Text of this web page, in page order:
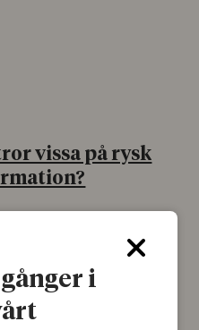
vissa på rysk
är mer benägna att tro på
är ofta mer mottagliga
Det visar en studie
med deltagare i fyra
i